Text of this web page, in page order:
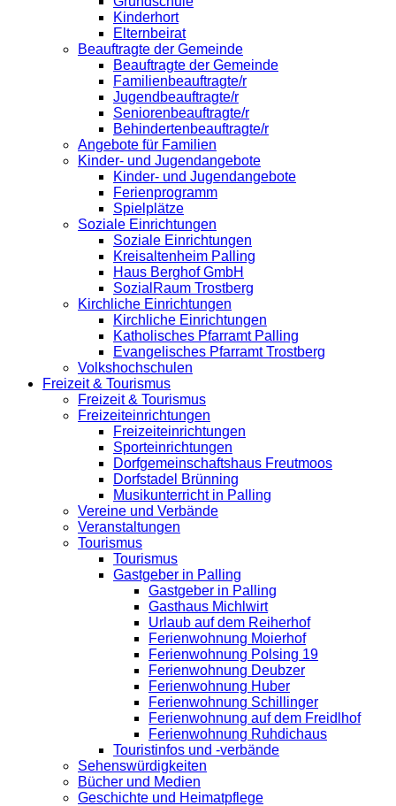
Kinderhort
Elternbeirat
Beauftragte der Gemeinde
Beauftragte der Gemeinde
Familienbeauftragte/r
Jugendbeauftragte/r
Seniorenbeauftragte/r
Behindertenbeauftragte/r
Angebote für Familien
Kinder- und Jugendangebote
Kinder- und Jugendangebote
Ferienprogramm
Spielplätze
Soziale Einrichtungen
Soziale Einrichtungen
Kreisaltenheim Palling
Haus Berghof GmbH
SozialRaum Trostberg
Kirchliche Einrichtungen
Kirchliche Einrichtungen
Katholisches Pfarramt Palling
Evangelisches Pfarramt Trostberg
Volkshochschulen
Freizeit & Tourismus
Freizeit & Tourismus
Freizeiteinrichtungen
Freizeiteinrichtungen
Sporteinrichtungen
Dorfgemeinschaftshaus Freutmoos
Dorfstadel Brünning
Musikunterricht in Palling
Vereine und Verbände
Veranstaltungen
Tourismus
Tourismus
Gastgeber in Palling
Gastgeber in Palling
Gasthaus Michlwirt
Urlaub auf dem Reiherhof
Ferienwohnung Moierhof
Ferienwohnung Polsing 19
Ferienwohnung Deubzer
Ferienwohnung Huber
Ferienwohnung Schillinger
Ferienwohnung auf dem Freidlhof
Ferienwohnung Ruhdichaus
Touristinfos und -verbände
Sehenswürdigkeiten
Bücher und Medien
Geschichte und Heimatpflege